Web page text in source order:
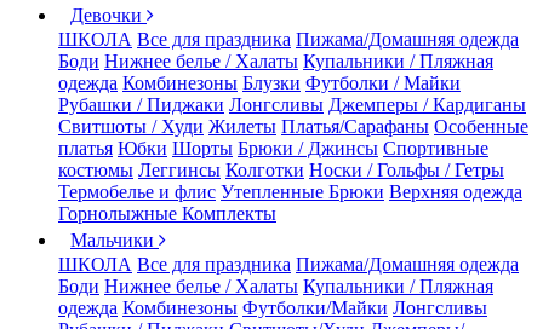
Девочки
ШКОЛА Все для праздника Пижама/Домашняя одежда
Боди Нижнее белье / Халаты Купальники / Пляжная
одежда Комбинезоны Блузки Футболки / Майки
Рубашки / Пиджаки Лонгсливы Джемперы / Кардиганы
Свитшоты / Худи Жилеты Платья/Сарафаны Особенные
платья Юбки Шорты Брюки / Джинсы Спортивные
костюмы Леггинсы Колготки Носки / Гольфы / Гетры
Термобелье и флис Утепленные Брюки Верхняя одежда
Горнолыжные Комплекты
Мальчики
ШКОЛА Все для праздника Пижама/Домашняя одежда
Боди Нижнее белье / Халаты Купальники / Пляжная
одежда Комбинезоны Футболки/Майки Лонгсливы